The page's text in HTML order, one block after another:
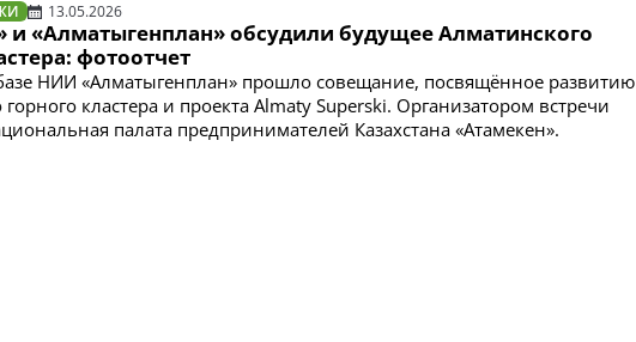
13.05.2026
и «Алматыгенплан» обсудили будущее Алматинского
фотоотчет
НИИ «Алматыгенплан» прошло совещание, посвящённое развитию
кластера и проекта Almaty Superski. Организатором встречи
палата предпринимателей Казахстана «Атамекен».